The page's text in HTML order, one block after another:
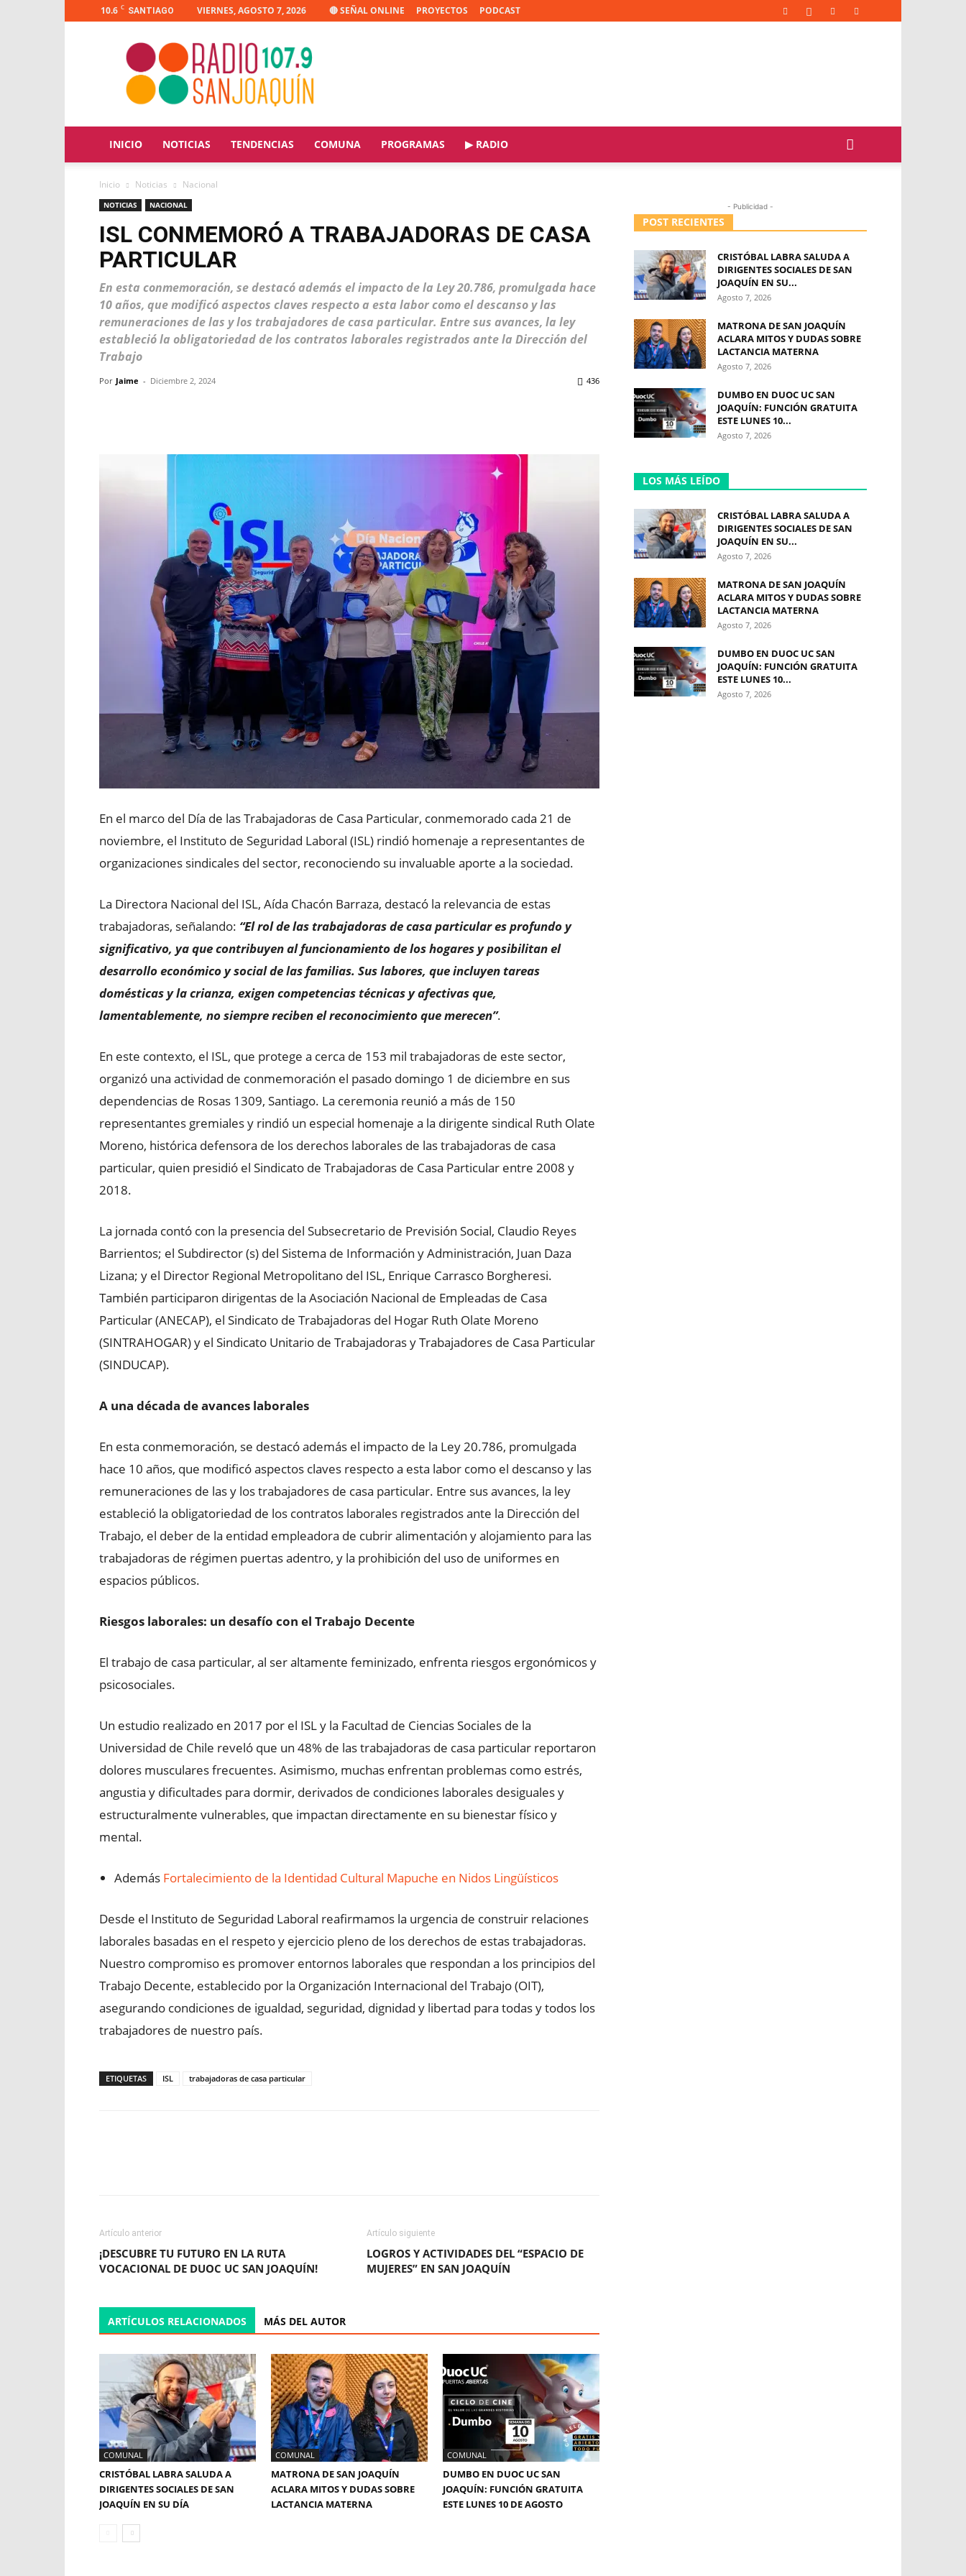
10.6 C SANTIAGO VIERNES, AGOSTO 7, 2026 🔴 SEÑAL ONLINE PROYECTOS PODCAST
Radio
Joaquín
INICIO NOTICIAS TENDENCIAS COMUNA PROGRAMAS ▶ RADIO
Inicio Noticias Nacional
NOTICIAS NACIONAL
ISL CONMEMORÓ A TRABAJADORAS DE CASA
PARTICULAR
En esta conmemoración, se destacó además el impacto de la Ley 20.786, promulgada hace
10 años, que modificó aspectos claves respecto a esta labor como el descanso y las
remuneraciones de las y los trabajadores de casa particular. Entre sus avances, la ley
estableció la obligatoriedad de los contratos laborales registrados ante la Dirección del
Trabajo
Por Jaime - Diciembre 2, 2024 436
En el marco del Día de las Trabajadoras de Casa Particular, conmemorado cada 21 de
noviembre, el Instituto de Seguridad Laboral (ISL) rindió homenaje a representantes de
organizaciones sindicales del sector, reconociendo su invaluable aporte a la sociedad.
La Directora Nacional del ISL, Aída Chacón Barraza, destacó la relevancia de estas
trabajadoras, señalando: “El rol de las trabajadoras de casa particular es profundo y
significativo, ya que contribuyen al funcionamiento de los hogares y posibilitan el
desarrollo económico y social de las familias. Sus labores, que incluyen tareas
domésticas y la crianza, exigen competencias técnicas y afectivas que,
lamentablemente, no siempre reciben el reconocimiento que merecen”.
En este contexto, el ISL, que protege a cerca de 153 mil trabajadoras de este sector,
organizó una actividad de conmemoración el pasado domingo 1 de diciembre en sus
dependencias de Rosas 1309, Santiago. La ceremonia reunió a más de 150
representantes gremiales y rindió un especial homenaje a la dirigente sindical Ruth Olate
Moreno, histórica defensora de los derechos laborales de las trabajadoras de casa
particular, quien presidió el Sindicato de Trabajadoras de Casa Particular entre 2008 y
2018.
La jornada contó con la presencia del Subsecretario de Previsión Social, Claudio Reyes
Barrientos; el Subdirector (s) del Sistema de Información y Administración, Juan Daza
Lizana; y el Director Regional Metropolitano del ISL, Enrique Carrasco Borgheresi.
También participaron dirigentas de la Asociación Nacional de Empleadas de Casa
Particular (ANECAP), el Sindicato de Trabajadoras del Hogar Ruth Olate Moreno
(SINTRAHOGAR) y el Sindicato Unitario de Trabajadoras y Trabajadores de Casa Particular
(SINDUCAP).
A una década de avances laborales
En esta conmemoración, se destacó además el impacto de la Ley 20.786, promulgada
hace 10 años, que modificó aspectos claves respecto a esta labor como el descanso y las
remuneraciones de las y los trabajadores de casa particular. Entre sus avances, la ley
estableció la obligatoriedad de los contratos laborales registrados ante la Dirección del
Trabajo, el deber de la entidad empleadora de cubrir alimentación y alojamiento para las
trabajadoras de régimen puertas adentro, y la prohibición del uso de uniformes en
espacios públicos.
Riesgos laborales: un desafío con el Trabajo Decente
El trabajo de casa particular, al ser altamente feminizado, enfrenta riesgos ergonómicos y
psicosociales.
Un estudio realizado en 2017 por el ISL y la Facultad de Ciencias Sociales de la
Universidad de Chile reveló que un 48% de las trabajadoras de casa particular reportaron
dolores musculares frecuentes. Asimismo, muchas enfrentan problemas como estrés,
angustia y dificultades para dormir, derivados de condiciones laborales desiguales y
estructuralmente vulnerables, que impactan directamente en su bienestar físico y
mental.
Además Fortalecimiento de la Identidad Cultural Mapuche en Nidos Lingüísticos
Desde el Instituto de Seguridad Laboral reafirmamos la urgencia de construir relaciones
laborales basadas en el respeto y ejercicio pleno de los derechos de estas trabajadoras.
Nuestro compromiso es promover entornos laborales que respondan a los principios del
Trabajo Decente, establecido por la Organización Internacional del Trabajo (OIT),
asegurando condiciones de igualdad, seguridad, dignidad y libertad para todas y todos los
trabajadores de nuestro país.
ETIQUETAS ISL trabajadoras de casa particular
Artículo anterior
¡DESCUBRE TU FUTURO EN LA RUTA
VOCACIONAL DE DUOC UC SAN JOAQUÍN!
Artículo siguiente
LOGROS Y ACTIVIDADES DEL “ESPACIO DE
MUJERES” EN SAN JOAQUÍN
ARTÍCULOS RELACIONADOS MÁS DEL AUTOR
COMUNAL
CRISTÓBAL LABRA SALUDA A
DIRIGENTES SOCIALES DE SAN
JOAQUÍN EN SU DÍA
COMUNAL
MATRONA DE SAN JOAQUÍN
ACLARA MITOS Y DUDAS SOBRE
LACTANCIA MATERNA
COMUNAL
DUMBO EN DUOC UC SAN
JOAQUÍN: FUNCIÓN GRATUITA
ESTE LUNES 10 DE AGOSTO
- Publicidad -
POST RECIENTES
CRISTÓBAL LABRA SALUDA A
DIRIGENTES SOCIALES DE SAN
JOAQUÍN EN SU...
Agosto 7, 2026
MATRONA DE SAN JOAQUÍN
ACLARA MITOS Y DUDAS SOBRE
LACTANCIA MATERNA
Agosto 7, 2026
DUMBO EN DUOC UC SAN
JOAQUÍN: FUNCIÓN GRATUITA
ESTE LUNES 10...
Agosto 7, 2026
LOS MÁS LEÍDO
CRISTÓBAL LABRA SALUDA A
DIRIGENTES SOCIALES DE SAN
JOAQUÍN EN SU...
Agosto 7, 2026
MATRONA DE SAN JOAQUÍN
ACLARA MITOS Y DUDAS SOBRE
LACTANCIA MATERNA
Agosto 7, 2026
DUMBO EN DUOC UC SAN
JOAQUÍN: FUNCIÓN GRATUITA
ESTE LUNES 10...
Agosto 7, 2026